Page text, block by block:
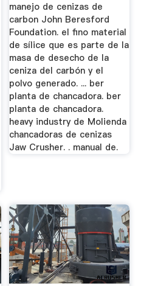
manejo de cenizas de
carbon John Beresford
Foundation. el fino material
de sílice que es parte de la
masa de desecho de la
ceniza del carbón y el
polvo generado. ... ber
planta de chancadora. ber
planta de chancadora.
heavy industry de Molienda
chancadoras de cenizas
Jaw Crusher. . manual de.